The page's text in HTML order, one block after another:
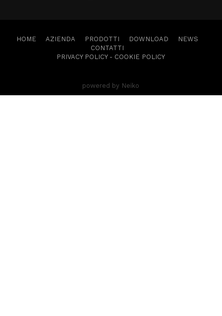
HOME AZIENDA PRODOTTI DOWNLOAD
NEWS
CONTATTI
PRIVACY POLICY- COOKIE POLICY
powered by Neiko